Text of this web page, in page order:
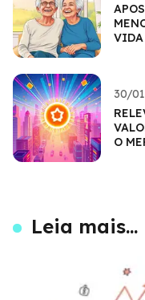
VIDA
30/
O
Leia mais...